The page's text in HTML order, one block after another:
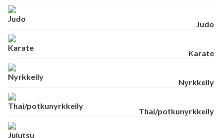
Judo
Karate
Nyrkkeily
Thai/potkunyrkkeily